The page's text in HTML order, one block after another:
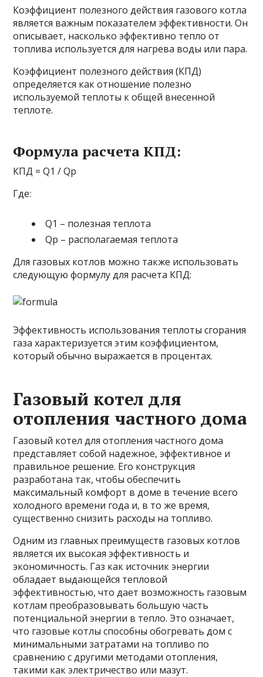
Коэффициент полезного действия газового котла
является важным показателем эффективности. Он
описывает, насколько эффективно тепло от
топлива используется для нагрева воды или пара.
Коэффициент полезного действия (КПД)
определяется как отношение полезно
используемой теплоты к общей внесенной
теплоте.
Формула расчета КПД:
КПД = Q1 / Qp
Где:
Q1 – полезная теплота
Qp – располагаемая теплота
Для газовых котлов можно также использовать
следующую формулу для расчета КПД:
Эффективность использования теплоты сгорания
газа характеризуется этим коэффициентом,
который обычно выражается в процентах.
Газовый котел для
отопления частного дома
Газовый котел для отопления частного дома
представляет собой надежное, эффективное и
правильное решение. Его конструкция
разработана так, чтобы обеспечить
максимальный комфорт в доме в течение всего
холодного времени года и, в то же время,
существенно снизить расходы на топливо.
Одним из главных преимуществ газовых котлов
является их высокая эффективность и
экономичность. Газ как источник энергии
обладает выдающейся тепловой
эффективностью, что дает возможность газовым
котлам преобразовывать большую часть
потенциальной энергии в тепло. Это означает,
что газовые котлы способны обогревать дом с
минимальными затратами на топливо по
сравнению с другими методами отопления,
такими как электричество или мазут.